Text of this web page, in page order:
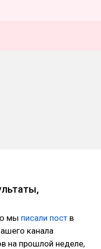
мы писали пост в
канала
на прошлой неделе,